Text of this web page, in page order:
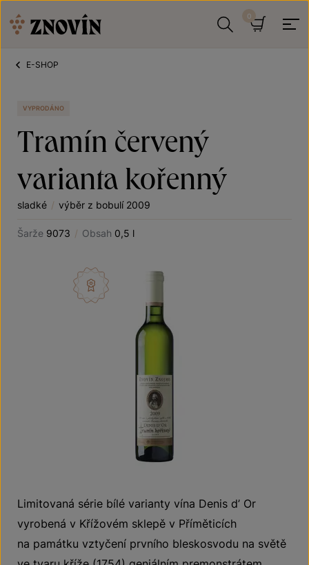
E-SHOP
VYPRODÁNO
Tramín červený
varianta kořenný
sladké / výběr z bobulí 2009
Šarže 9073 / Obsah 0,5 l
Limitovaná série bílé varianty vína Denis d’ Or
vyrobená v Křížovém sklepě v Příměticích
na památku vztyčení prvního bleskosvodu na světě